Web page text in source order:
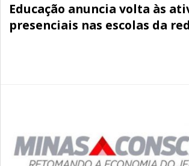
Educação anuncia volta às
presenciais nas escolas da